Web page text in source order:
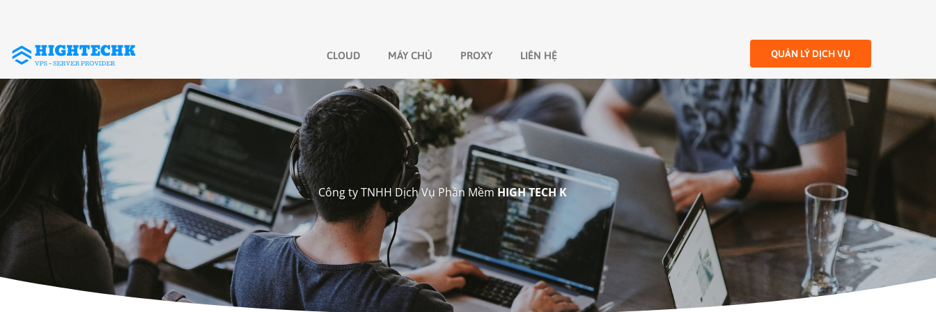
CLOUD MÁY CHỦ PROXY LIÊN HỆ QUẢN LÝ DỊCH VỤ
Công ty TNHH Dịch Vụ Phần MềmHIGH TECH K